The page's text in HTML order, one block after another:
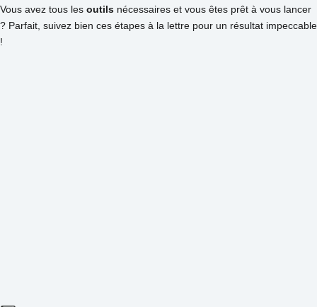
Vous avez tous les outils nécessaires et vous êtes prêt à vous lancer
? Parfait, suivez bien ces étapes à la lettre pour un résultat impeccable
!